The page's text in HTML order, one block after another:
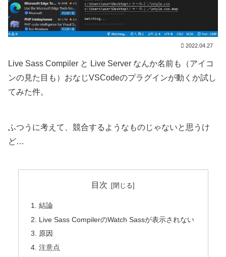
2022.04.27
Live Sass Compiler と Live Server なんか名前も（アイコ
ンの見た目も）おなじVSCodeのプラグインが動くか試し
てみた件。
ふつうに考えて、競合するようなものじゃないと思うけ
ど…
目次
結論
Live Sass CompilerのWatch Sassが表示されない
原因
注意点